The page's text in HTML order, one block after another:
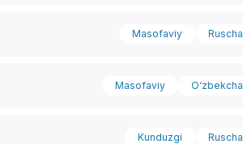
Masofaviy Ruscha
Masofaviy O‘zbekcha
Kunduzgi Ruscha